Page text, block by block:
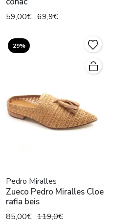
59,00€ 69,9€
29%
Pedro Miralles
Zueco Pedro Miralles Cloe
rafia beis
85,00€ 119,0€